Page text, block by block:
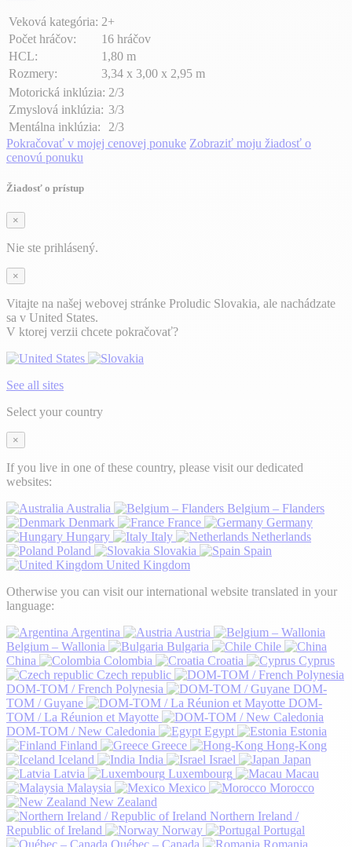
Veková kategória: 2+
Počet hráčov:
16 hráčov
HCL:
1,80 m
Rozmery:
3,34 x 3,00 x 2,95 m
Motorická inklúzia: 2/3
Zmyslová inklúzia: 3/3
Mentálna inklúzia:
2/3
Pokračovať v mojej cenovej ponuke Zobraziť moju žiadosť o
cenovú ponuku
Žiadosť o prístup
×
Nie ste prihlásený.
×
Vitajte na našej webovej stránke Proludic Slovakia, ale nachádzate
sa v United States.
V ktorej verzii chcete pokračovať?
See all sites
Select your country
×
If you live in one of these country, please visit our dedicated
websites:
Australia
Belgium – Flanders
Denmark
France
Germany
Hungary
Italy
Netherlands
Poland
Slovakia
Spain
United Kingdom
Otherwise you can visit our international website translated in your
language:
Argentina
Austria
Belgium – Wallonia
Bulgaria
Chile
China
Colombia Croatia
Cyprus
Czech republic
DOM-TOM / French Polynesia
DOM-
TOM / Guyane
DOM-
TOM / La Réunion et Mayotte
DOM-TOM / New Caledonia
Egypt
Estonia
Finland
Greece
Hong-Kong
Iceland
India Israel
Japan
Latvia
Luxembourg
Macau
Malaysia
Mexico
Morocco
New Zealand
Northern Ireland /
Republic of Ireland
Norway
Portugal
Québec – Canada
Romania